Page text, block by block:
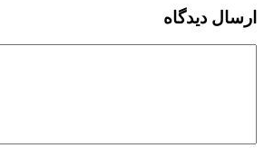
ارسال دیدگاه